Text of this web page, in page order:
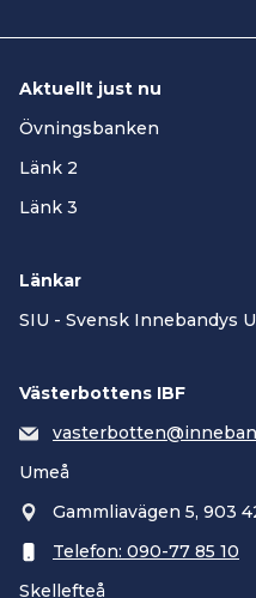
Aktuellt just nu
Övningsbanken
Länk 2
Länk 3
Länkar
SIU - Svensk Innebandys
Västerbottens IBF
Umeå
Gammliavägen 5, 903
Telefon: 090-77 85 10
Skellefteå